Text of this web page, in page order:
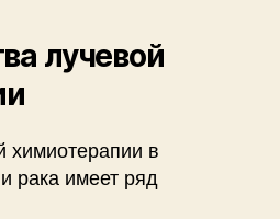
лучевой
химиотерапии в
рака имеет ряд